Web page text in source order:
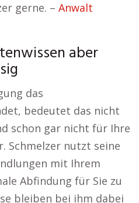
gerne. – Anwalt
aber
das
bedeutet das nicht
schon gar nicht für Ihre
Schmelzer nutzt seine
mit Ihrem
Abfindung für Sie zu
bleiben bei ihm dabei